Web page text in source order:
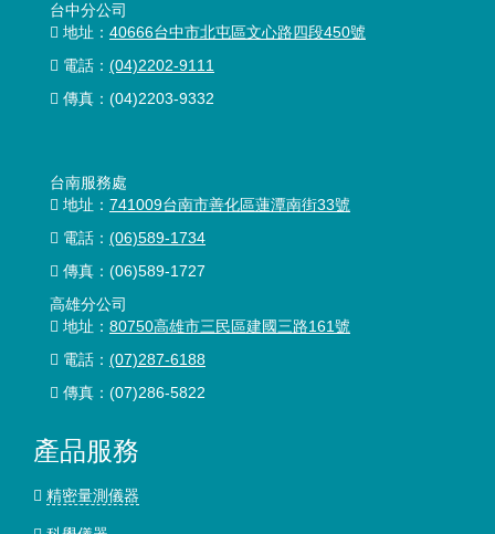
台中分公司
地址： 40666台中市北屯區文心路四段450號
電話： (04)2202-9111
傳真：(04)2203-9332
台南服務處
地址： 741009台南市善化區蓮潭南街33號
電話： (06)589-1734
傳真：(06)589-1727
高雄分公司
地址： 80750高雄市三民區建國三路161號
電話： (07)287-6188
傳真：(07)286-5822
產品服務
精密量測儀器